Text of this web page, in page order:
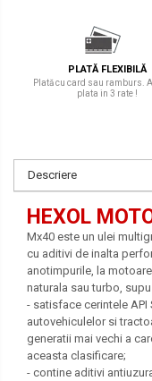
PLATĂ FLEXIBILĂ
Plată cu card sau ramburs.
plata in 3 rate !
Descriere
HEXOL
Mx40 este un ulei
cu aditivi de inalta
anotimpurile, la
naturala sau turbo,
- satisface cerintele
autovehiculelor si
generatii mai vechi a
aceasta clasificare;
- contine aditivi